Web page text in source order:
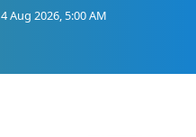
4 Aug 2026, 5:00 AM